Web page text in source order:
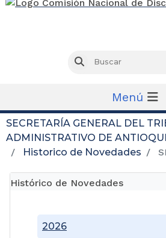
Buscar
Menú
SECRETARÍA GENERAL DEL
ADMINISTRATIVO DE
Historico de Novedades
Histórico de Novedades
2026